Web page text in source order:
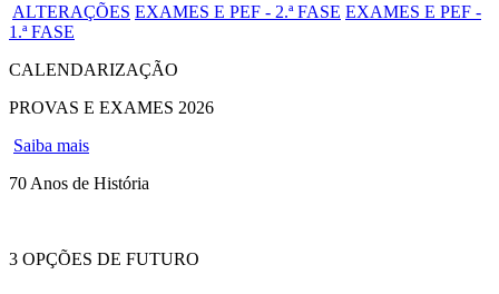
ALTERAÇÕES EXAMES E PEF - 2.ª FASE EXAMES E PEF -
1.ª FASE
CALENDARIZAÇÃO
PROVAS E EXAMES 2026
Saiba mais
70 Anos de História
3 OPÇÕES DE FUTURO